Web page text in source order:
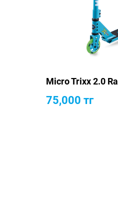
Micro Trixx 2.0
75,000 тг